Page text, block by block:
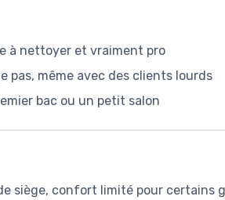
à nettoyer et vraiment pro
pas, même avec des clients lourds
bac ou un petit salon
siège, confort limité pour certains